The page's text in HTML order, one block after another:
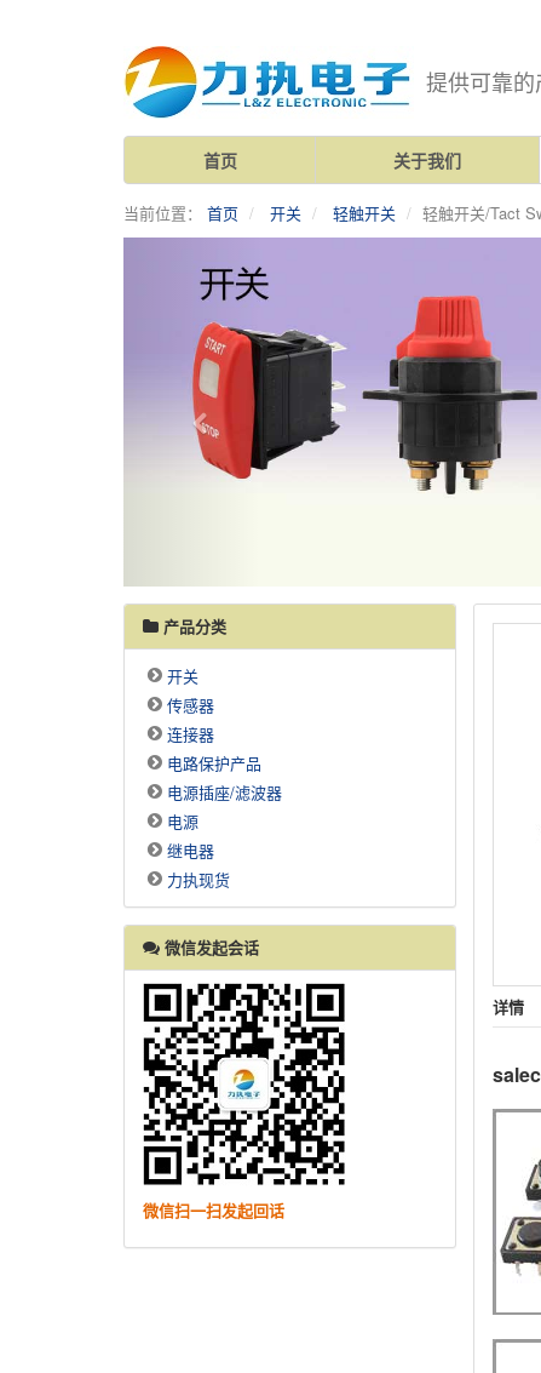
提供可靠
首页 关于我们
当前位置： 首页 开关 轻触开关 轻触开关/Tact
详情
产品分类
开关
传感器
连接器
电路保护产品
电源插座/滤波器
电源
继电器
力执现货
微信发起会话
微信扫一扫发起回话